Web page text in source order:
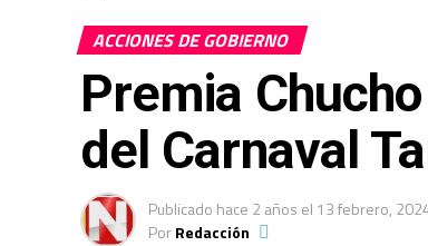
ACCIONES DE GOBIERNO
Premia
del Carnaval
Publicado hace 2 años el 13 febrero,
PorRedacción